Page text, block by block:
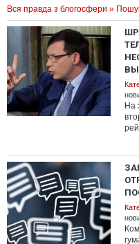
Вся правда з блогосфери »
На